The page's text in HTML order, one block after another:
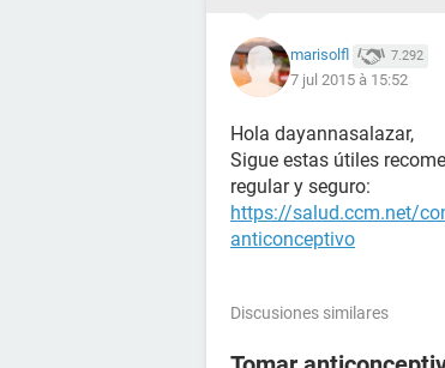
marisolfl 7.292
7 jul 2015 à 15:52
Hola dayannasalazar,
Sigue estas útiles
regular y seguro:
https://salud.ccm.net/
anticonceptivo
Discusiones similares